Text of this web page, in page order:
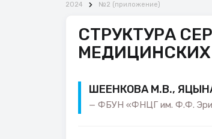
2024 №2 (приложение)
СТРУКТУРА
ШЕЕНКОВА М.В.,
ФБУН «ФНЦГ им. Ф.Ф.